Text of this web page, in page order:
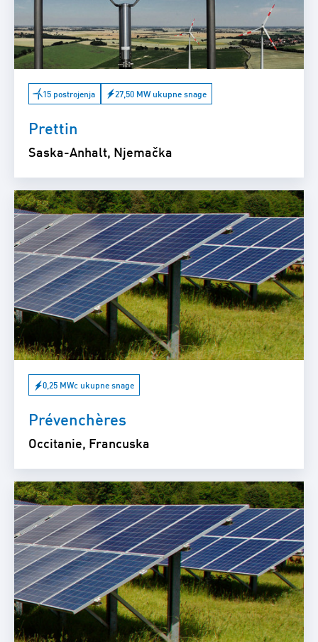
15 postrojenja 27,50 MW ukupne snage
Prettin
Saska-Anhalt, Njemačka
0,25 MWc ukupne snage
Prévenchères
Occitanie, Francuska